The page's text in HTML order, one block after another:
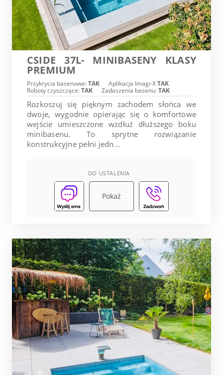
CSIDE 37L- MINIBASENY KLASY
PREMIUM
Przykrycia basenowe:TAK Aplikacja Imagi-XTAK
Roboty czyszczące:TAK Zadaszenia basenu:TAK
Rozkoszuj się pięknym zachodem słońca we
dwoje, wygodnie opierając się o komfortowe
wejście umieszczone wzdłuż dłuższego boku
minibasenu. To sprytne rozwiązanie
konstrukcyjne pełni jedn...
DO USTALENIA
Pokaż